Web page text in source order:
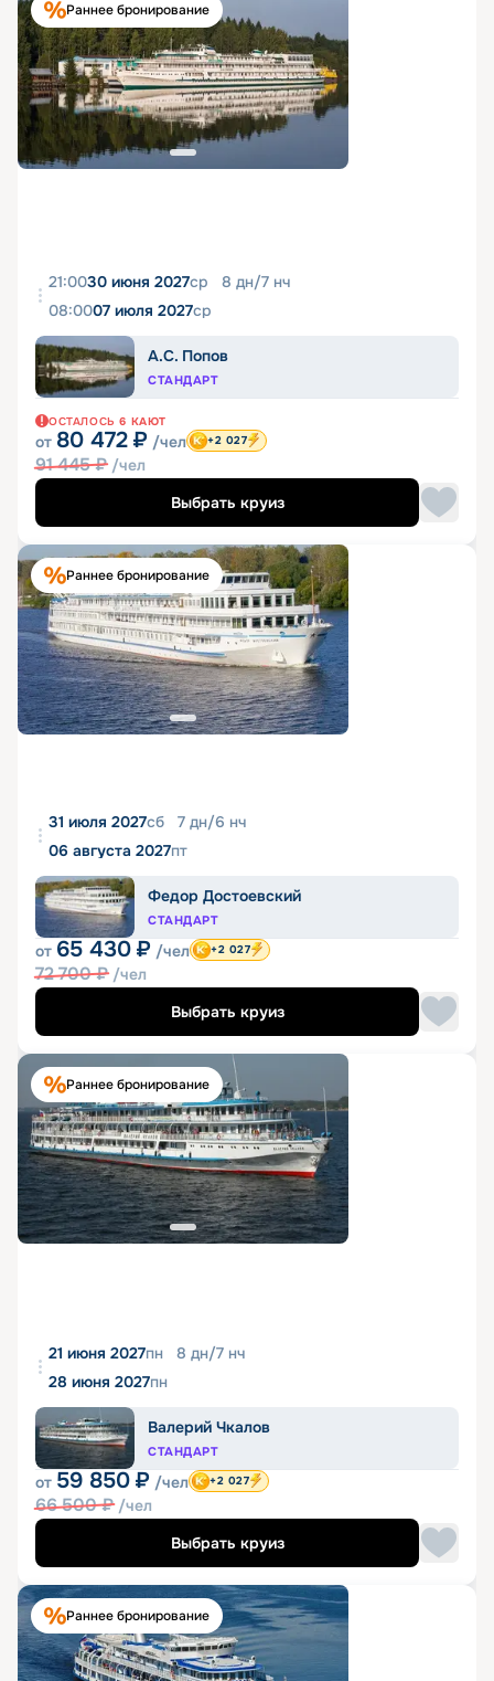
Раннее бронирование
21:0030 июня 2027ср 8 дн/7 нч
08:0007 июля 2027ср
А.С. Попов
СТАНДАРТ
ОСТАЛОСЬ 6 КАЮТ
от 80 472 ₽ /чел
91 445₽ /чел
+2 027
Выбрать круиз
Раннее бронирование
31 июля 2027сб 7 дн/6 нч
06 августа 2027пт
Федор Достоевский
СТАНДАРТ
от 65 430 ₽ /чел
72 700₽ /чел
+2 027
Выбрать круиз
Раннее бронирование
21 июня 2027пн 8 дн/7 нч
28 июня 2027пн
Валерий Чкалов
СТАНДАРТ
от 59 850 ₽ /чел
66 500₽ /чел
+2 027
Выбрать круиз
Раннее бронирование